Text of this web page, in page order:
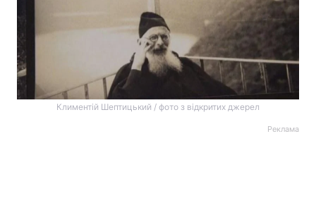
Климентій Шептицький / фото з відкритих джерел
Реклама